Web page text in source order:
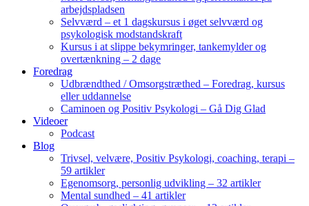
arbejdspladsen
Selvværd – et 1 dagskursus i øget selvværd og
psykologisk modstandskraft
Kursus i at slippe bekymringer, tankemylder og
overtænkning – 2 dage
Foredrag
Udbrændthed / Omsorgstræthed – Foredrag, kursus
eller uddannelse
Caminoen og Positiv Psykologi – Gå Dig Glad
Videoer
Podcast
Blog
Trivsel, velvære, Positiv Psykologi, coaching, terapi –
59 artikler
Egenomsorg, personlig udvikling – 32 artikler
Mental sundhed – 41 artikler